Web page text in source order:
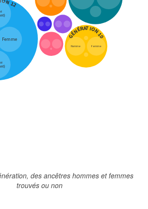
des ancêtres hommes et femmes
trouvés ou non